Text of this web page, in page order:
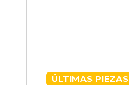
ÚLTIMAS PIEZAS